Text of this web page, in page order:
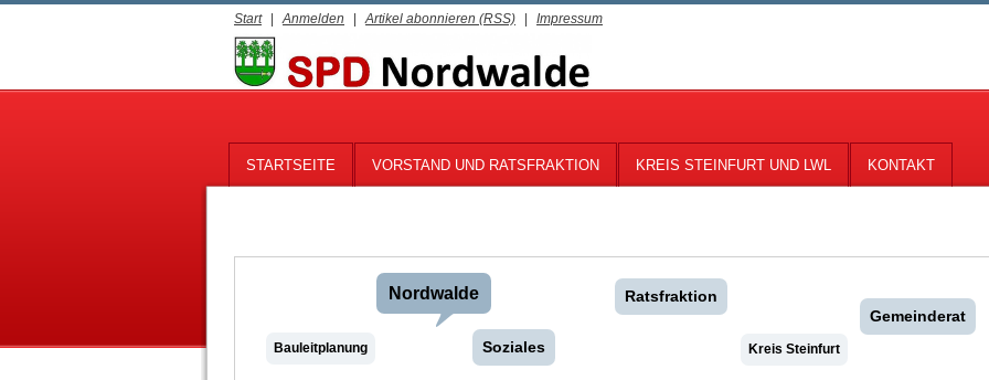
Start| Anmelden | Artikel abonnieren (RSS) | Impressum
STARTSEITE VORSTAND UND RATSFRAKTION KREIS STEINFURT UND LWL KONTAKT
Nordwalde
Gemeinderat
Ratsfraktion
Soziales Kreis Steinfurt
Bauleitplanung